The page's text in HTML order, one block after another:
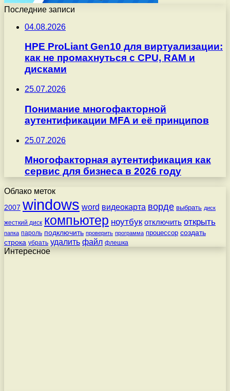
Последние записи
04.08.2026
HPE ProLiant Gen10 для виртуализации:
как не промахнуться с CPU, RAM и
дисками
25.07.2026
Понимание многофакторной
аутентификации MFA и её принципов
25.07.2026
Многофакторная аутентификация как
сервис для бизнеса в 2026 году
Облако меток
2007 windows word видеокарта ворде выбрать диск
жесткий диск компьютер ноутбук отключить открыть
папка пароль подключить проверить программа процессор создать
строка убрать удалить файл флешка
Интересное